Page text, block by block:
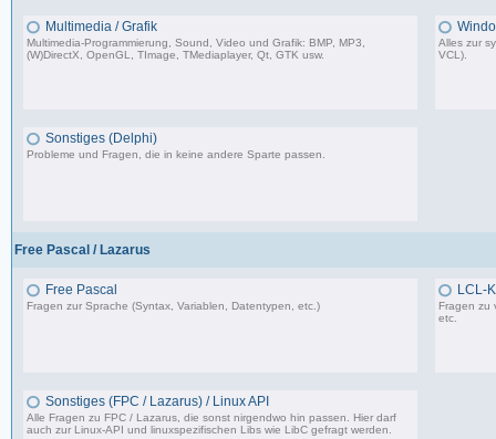
Multimedia / Grafik
Multimedia-Programmierung, Sound, Video und Grafik: BMP, MP3,
(W)DirectX, OpenGL, TImage, TMediaplayer, Qt, GTK usw.
Alles zur
VCL).
Sonstiges (Delphi)
Probleme und Fragen, die in keine andere Sparte passen.
Free Pascal / Lazarus
Free Pascal
Fragen zur Sprache (Syntax, Variablen, Datentypen, etc.)
LCL-
Fragen zu
etc.
Sonstiges (FPC / Lazarus) / Linux API
Alle Fragen zu FPC / Lazarus, die sonst nirgendwo hin passen. Hier darf
auch zur Linux-API und linuxspezifischen Libs wie LibC gefragt werden.